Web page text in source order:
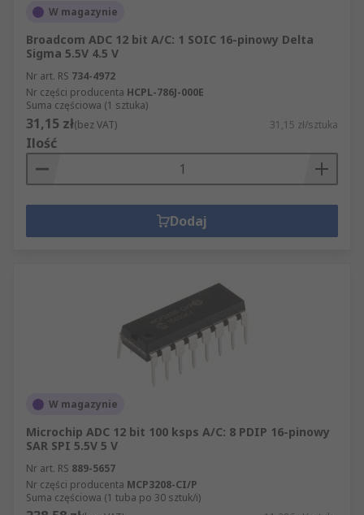
W magazynie
Broadcom ADC 12 bit A/C: 1 SOIC 16-pinowy Delta
Sigma 5.5V 4.5 V
Nr art. RS 734-4972
Nr części producenta HCPL-786J-000E
Suma częściowa (1 sztuka)
31,15 zł(bez VAT) 31,15 zł/sztuka
Ilość
Dodaj
W magazynie
Microchip ADC 12 bit 100 ksps A/C: 8 PDIP 16-pinowy
SAR SPI 5.5V 5 V
Nr art. RS 889-5657
Nr części producenta MCP3208-CI/P
Suma częściowa (1 tuba po 30 sztuk/i)